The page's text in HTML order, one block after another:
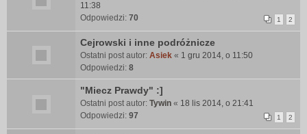
11:38
Odpowiedzi: 70 1 2
Cejrowski i inne podróżnicze
Ostatni post autor: Asiek « 1 gru 2014, o 11:50
Odpowiedzi: 8
"Miecz Prawdy" :]
Ostatni post autor: Tywin « 18 lis 2014, o 21:41
Odpowiedzi: 97 1 2